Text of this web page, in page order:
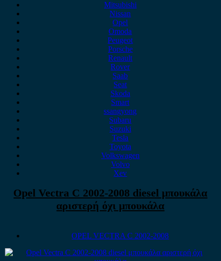
Mitsubishi
Nissan
Opel
Omoda
Peugeot
Porsche
Renault
Rover
Saab
Seat
Skoda
Smart
ssangyong
Subaru
Suzuki
Tesla
Toyota
Volkswagen
Volvo
Xev
Opel Vectra C 2002-2008 diesel μπουκάλα
αριστερή όχι μπουκάλα
OPEL VECTRA C 2002-2008